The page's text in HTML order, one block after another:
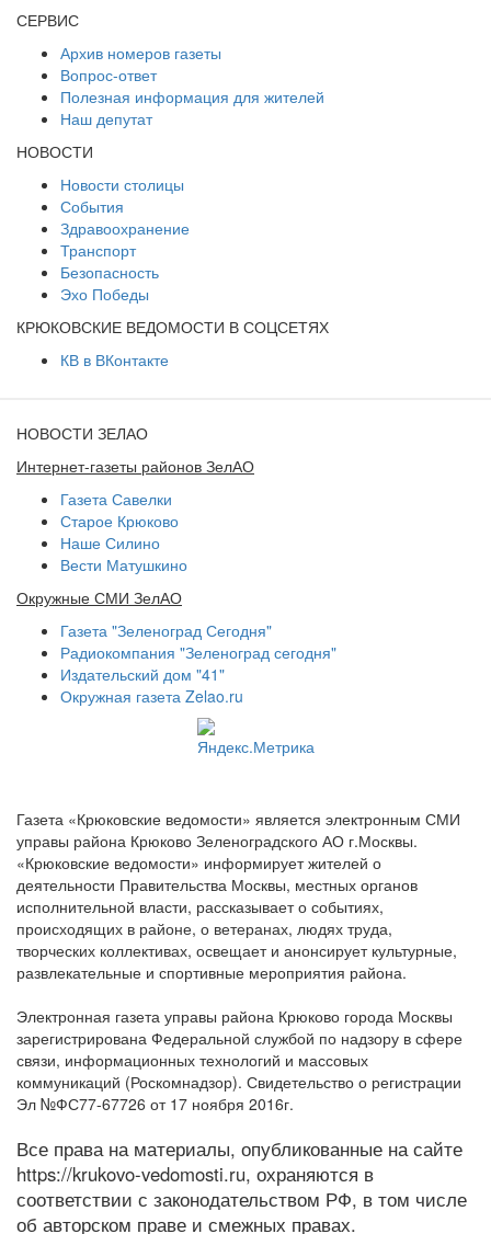
СЕРВИС
Архив номеров газеты
Вопрос-ответ
Полезная информация для жителей
Наш депутат
НОВОСТИ
Новости столицы
События
Здравоохранение
Транспорт
Безопасность
Эхо Победы
КРЮКОВСКИЕ ВЕДОМОСТИ В СОЦСЕТЯХ
КВ в ВКонтакте
НОВОСТИ ЗЕЛАО
Интернет-газеты районов ЗелАО
Газета Савелки
Старое Крюково
Наше Силино
Вести Матушкино
Окружные СМИ ЗелАО
Газета "Зеленоград Сегодня"
Радиокомпания "Зеленоград сегодня"
Издательский дом "41"
Окружная газета Zelao.ru
Газета «Крюковские ведомости» является электронным СМИ
управы района Крюково Зеленоградского АО г.Москвы.
«Крюковские ведомости» информирует жителей о
деятельности Правительства Москвы, местных органов
исполнительной власти, рассказывает о событиях,
происходящих в районе, о ветеранах, людях труда,
творческих коллективах, освещает и анонсирует культурные,
развлекательные и спортивные мероприятия района.
Электронная газета управы района Крюково города Москвы
зарегистрирована Федеральной службой по надзору в сфере
связи, информационных технологий и массовых
коммуникаций (Роскомнадзор). Свидетельство о регистрации
Эл №ФС77-67726 от 17 ноября 2016г.
Все права на материалы, опубликованные на сайте
https://krukovo-vedomosti.ru, охраняются в
соответствии с законодательством РФ, в том числе
об авторском праве и смежных правах.